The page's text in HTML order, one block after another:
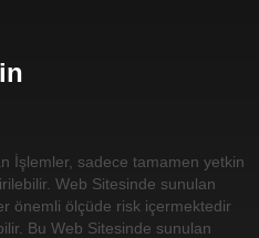
İşlemler, sadece tamamen yetkin
Web Sitesinde sunulan
önemli ölçüde risk içermektedir
Bu Web Sitesinde sunulan